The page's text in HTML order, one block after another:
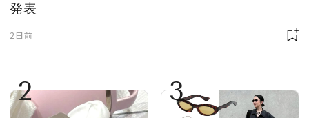
発表
2日前
2 3